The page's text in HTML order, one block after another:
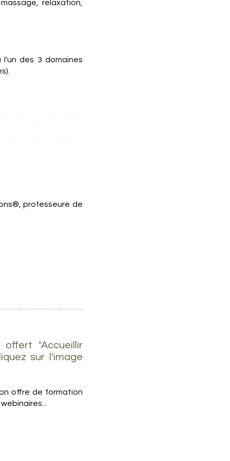
relaxation,
des 3 domaines
professeure de
"Accueillir
sur l'image
offre de formation